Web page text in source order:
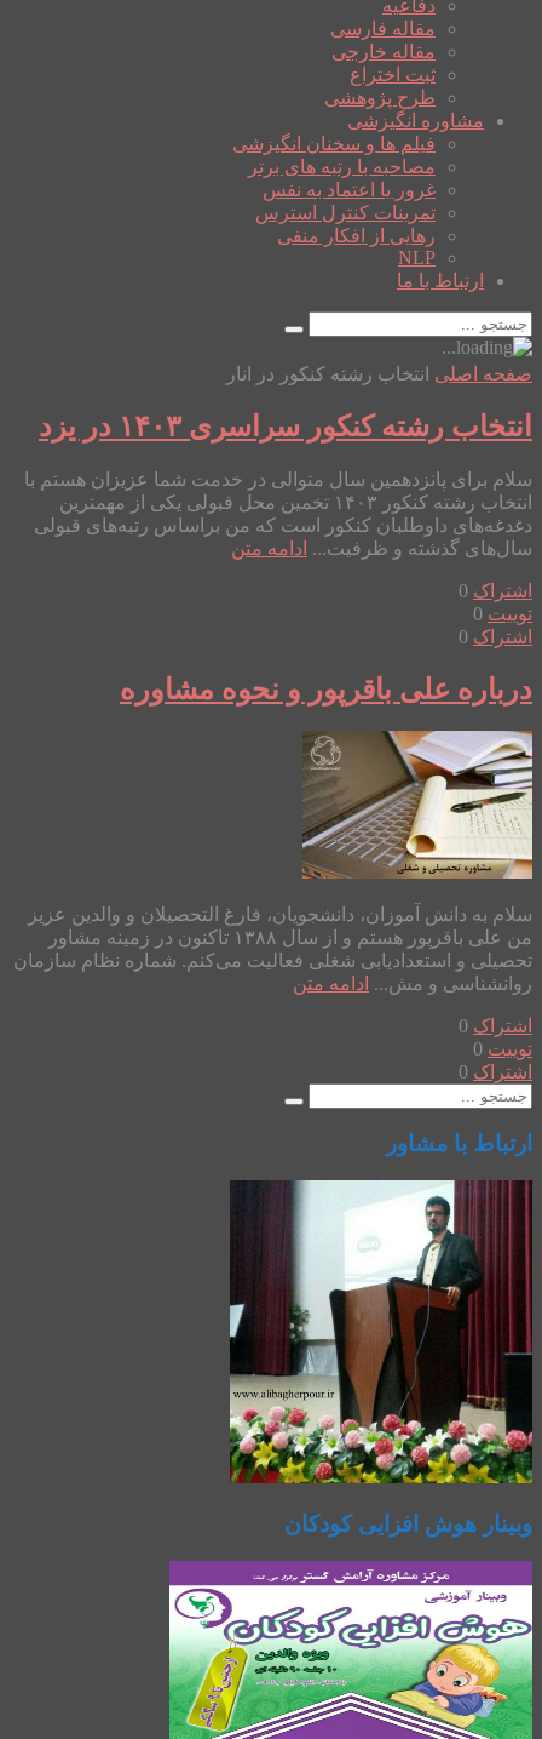
دفاعیه
مقاله فارسی
مقاله خارجی
ثبت اختراع
طرح پژوهشی
مشاوره انگیزشی
فیلم ها و سخنان انگیزشی
مصاحبه با رتبه های برتر
غرور یا اعتماد به نفس
تمرینات کنترل استرس
رهایی از افکار منفی
NLP
ارتباط با ما
صفحه اصلی انتخاب رشته کنکور در انار
انتخاب رشته کنکور سراسری ۱۴۰۳ در یزد
سلام برای پانزدهمین سال متوالی در خدمت شما عزیزان هستم با
انتخاب رشته کنکور ۱۴۰۳ تخمین محل قبولی یکی از مهمترین
دغدغه‌های داوطلبان کنکور است که من براساس رتبه‌های قبولی
سال‌های گذشته و ظرفیت... ادامه متن
اشتراک 0
توییت 0
اشتراک 0
درباره علی باقرپور و نحوه مشاوره
سلام به دانش آموزان، دانشجویان، فارغ التحصیلان و والدین عزیز
من علی باقرپور هستم و از سال ۱۳۸۸ تاکنون در زمینه مشاور
تحصیلی و استعدادیابی شغلی فعالیت می‌کنم. شماره نظام سازمان
روانشناسی و مش... ادامه متن
اشتراک 0
توییت 0
اشتراک 0
ارتباط با مشاور
وبینار هوش افزایی کودکان